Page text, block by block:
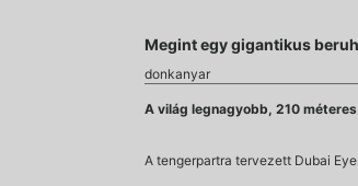
Megint egy gigantikus
donkanyar
A világ legnagyobb, 210
A tengerpartra tervezett Dubai